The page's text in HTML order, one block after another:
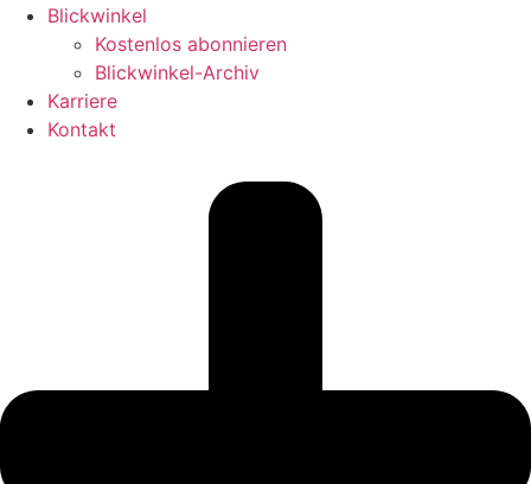
Blickwinkel
Kostenlos abonnieren
Blickwinkel-Archiv
Karriere
Kontakt